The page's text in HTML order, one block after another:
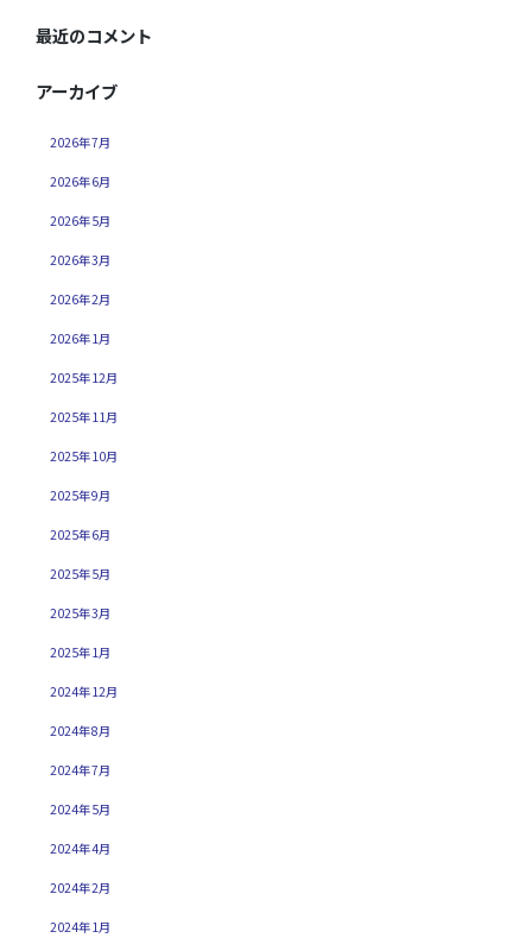
最近のコメント
アーカイブ
2026年7月
2026年6月
2026年5月
2026年3月
2026年2月
2026年1月
2025年12月
2025年11月
2025年10月
2025年9月
2025年6月
2025年5月
2025年3月
2025年1月
2024年12月
2024年8月
2024年7月
2024年5月
2024年4月
2024年2月
2024年1月